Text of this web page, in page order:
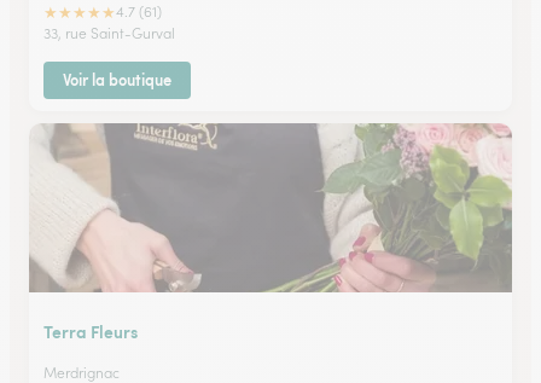
★★★★★4.7 (61)
33, rue Saint-Gurval
Voir la boutique
Terra Fleurs
Merdrignac